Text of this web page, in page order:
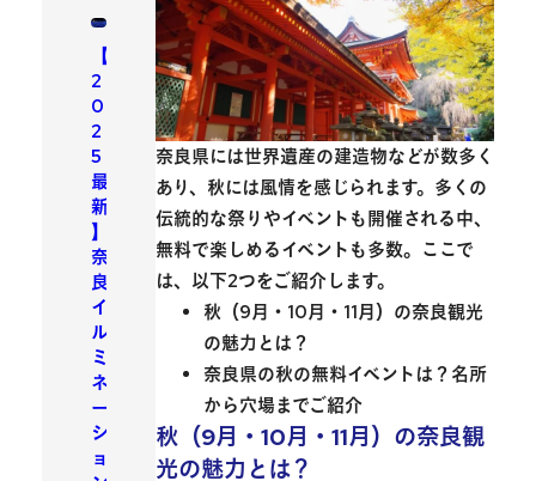
奈良県には世界遺産の建造物などが数多く
あり、秋には風情を感じられます。多くの
伝統的な祭りやイベントも開催される中、
無料で楽しめるイベントも多数。ここで
は、以下2つをご紹介します。
秋（9月・10月・11月）の奈良観光
の魅力とは？
奈良県の秋の無料イベントは？名所
から穴場までご紹介
秋（9月・10月・11月）の奈良観
光の魅力とは？
【
2
0
2
5
最
新
】
奈
良
イ
ル
ミ
ネ
ー
シ
ョ